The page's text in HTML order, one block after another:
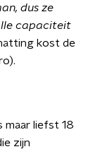
dus ze
capaciteit
kost de
maar liefst 18
zijn